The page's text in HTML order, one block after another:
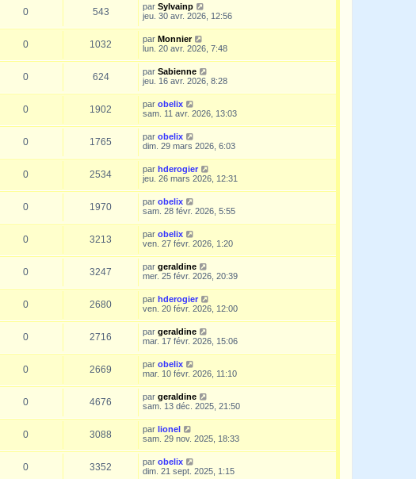
0 543 par Sylvainp
jeu. 30 avr. 2026, 12:56
0 1032 par Monnier
lun. 20 avr. 2026, 7:48
0 624 par Sabienne
jeu. 16 avr. 2026, 8:28
0 1902 par obelix
sam. 11 avr. 2026, 13:03
0 1765 par obelix
dim. 29 mars 2026, 6:03
0 2534 par hderogier
jeu. 26 mars 2026, 12:31
0 1970 par obelix
sam. 28 févr. 2026, 5:55
0 3213 par obelix
ven. 27 févr. 2026, 1:20
0 3247 par geraldine
mer. 25 févr. 2026, 20:39
0 2680 par hderogier
ven. 20 févr. 2026, 12:00
0 2716 par geraldine
mar. 17 févr. 2026, 15:06
0 2669 par obelix
mar. 10 févr. 2026, 11:10
0 4676 par geraldine
sam. 13 déc. 2025, 21:50
0 3088 par lionel
sam. 29 nov. 2025, 18:33
0 3352 par obelix
dim. 21 sept. 2025, 1:15